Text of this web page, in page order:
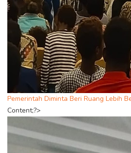
Pemerintah Diminta Beri Ruang Lebih
Content;?>